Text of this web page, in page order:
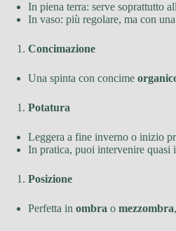
In piena terra: serve soprattutto
In vaso: più regolare, ma con
Concimazione
Una spinta con concime
Potatura
Leggera a fine inverno o inizio
In pratica, puoi intervenire quasi
Posizione
Perfetta in ombra o mezzombra